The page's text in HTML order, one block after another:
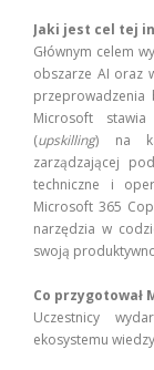
Jaki jest cel tej
Głównym celem
obszarze AI oraz
przeprowadzenia
Microsoft
(upskilling) na
zarządzającej
techniczne i
Microsoft 365
narzędzia w
swoją
Co przygotował
Uczestnicy
ekosystemu